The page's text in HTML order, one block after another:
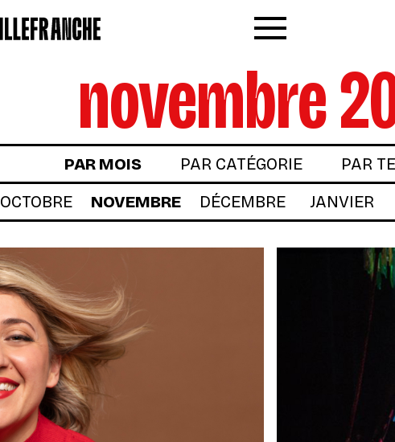
Menu
novembre
PAR MOIS PAR CATÉGORIE
PAR
OCTOBRE NOVEMBRE DÉCEMBRE JANVIER